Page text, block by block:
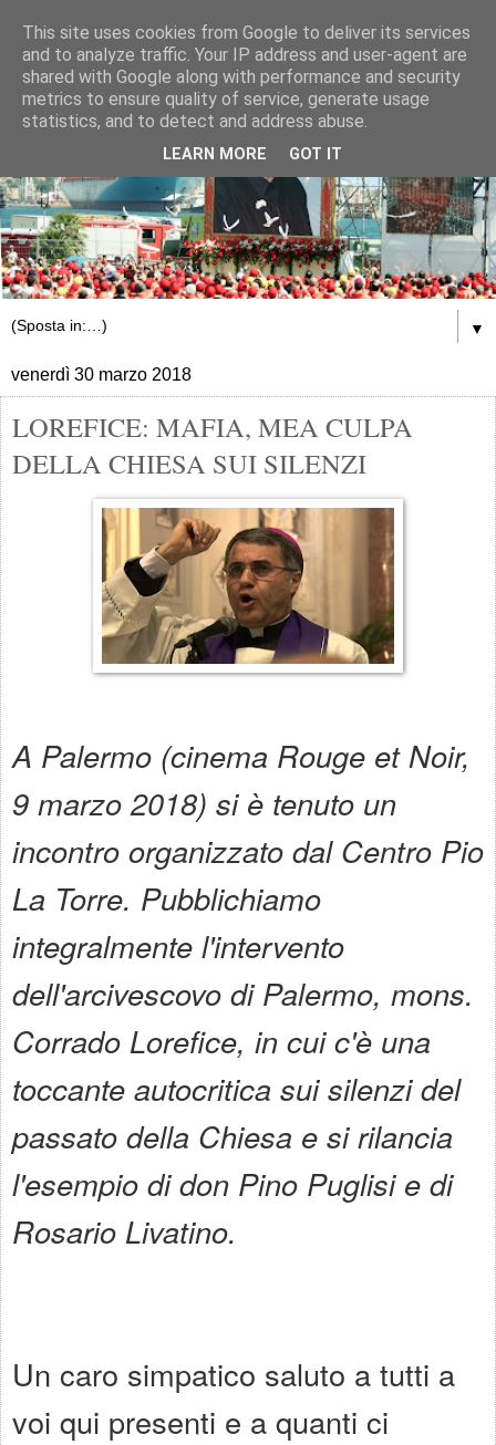
▼
venerdì 30 marzo 2018
LOREFICE: MAFIA, MEA CULPA
DELLA CHIESA SUI SILENZI
A Palermo (cinema Rouge et Noir,
9 marzo 2018) si è tenuto un
incontro organizzato dal Centro Pio
La Torre. Pubblichiamo
integralmente l'intervento
dell'arcivescovo di Palermo, mons.
Corrado Lorefice, in cui c'è una
toccante autocritica sui silenzi del
passato della Chiesa e si rilancia
l'esempio di don Pino Puglisi e di
Rosario Livatino.
Un caro simpatico saluto a tutti a
voi qui presenti e a quanti ci
This site uses cookies from Google to deliver its services
and to analyze traffic. Your IP address and user-agent are
shared with Google along with performance and security
metrics to ensure quality of service, generate usage
statistics, and to detect and address abuse.
LEARN MORE GOT IT